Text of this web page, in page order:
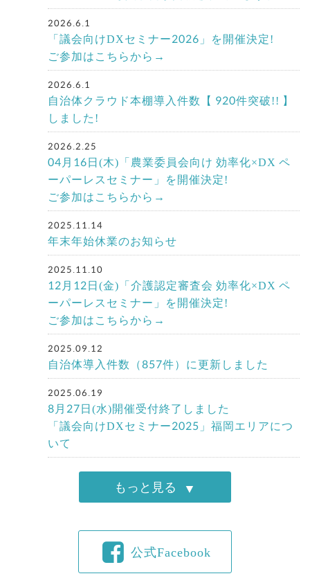
2026.6.1
「議会向けDXセミナー2026」を開催決定!
ご参加はこちらから→
2026.6.1
自治体クラウド本棚導入件数【 920件突破!! 】
しました!
2026.2.25
04月16日(木)「農業委員会向け 効率化×DX ペ
ーパーレスセミナー」を開催決定!
ご参加はこちらから→
2025.11.14
年末年始休業のお知らせ
2025.11.10
12月12日(金)「介護認定審査会 効率化×DX ペ
ーパーレスセミナー」を開催決定!
ご参加はこちらから→
2025.09.12
自治体導入件数（857件）に更新しました
2025.06.19
8月27日(水)開催受付終了しました
「議会向けDXセミナー2025」福岡エリアにつ
いて
もっと見る
公式Facebook